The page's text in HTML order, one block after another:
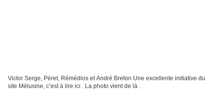
Victor Serge, Péret, Rémédios et André Breton Une excellente initiative du
site Mélusine, c’est à lire ici . La photo vient de là .